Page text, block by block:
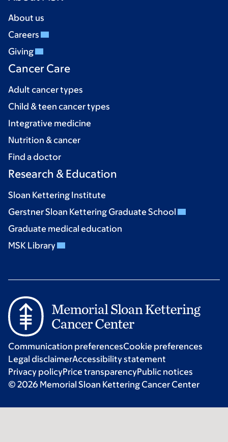
About us
Careers
Giving
Cancer Care
Adult cancer types
Child & teen cancer types
Integrative medicine
Nutrition & cancer
Find a doctor
Research & Education
Sloan Kettering Institute
Gerstner Sloan Kettering Graduate School
Graduate medical education
MSK Library
Communication preferencesCookie preferences
Legal disclaimerAccessibility statement
Privacy policyPrice transparencyPublic notices
© 2026 Memorial Sloan Kettering Cancer Center